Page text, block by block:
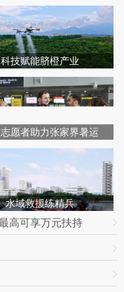
科技赋能脐橙产业
愿者助力张家界暑运
水域救援练精兵
高可享万元扶持